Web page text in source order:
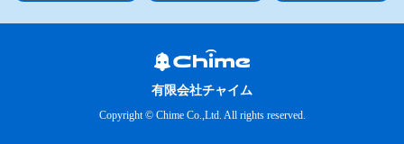
有限会社チャイム
Copyright © Chime Co.,Ltd. All rights reserved.